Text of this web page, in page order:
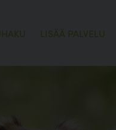
LISÄÄ PALVELU